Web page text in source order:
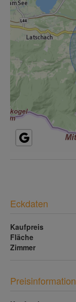
Eckdaten
Kaufpreis
Fläche
Zimmer
Preisinformation